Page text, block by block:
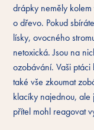
drápky neměly
o dřevo. Pokud
lísky, ovocného
netoxická. Jsou na
ozobávání. Vaši
také vše zkoumat
klacíky najednou,
přítel mohl reagovat